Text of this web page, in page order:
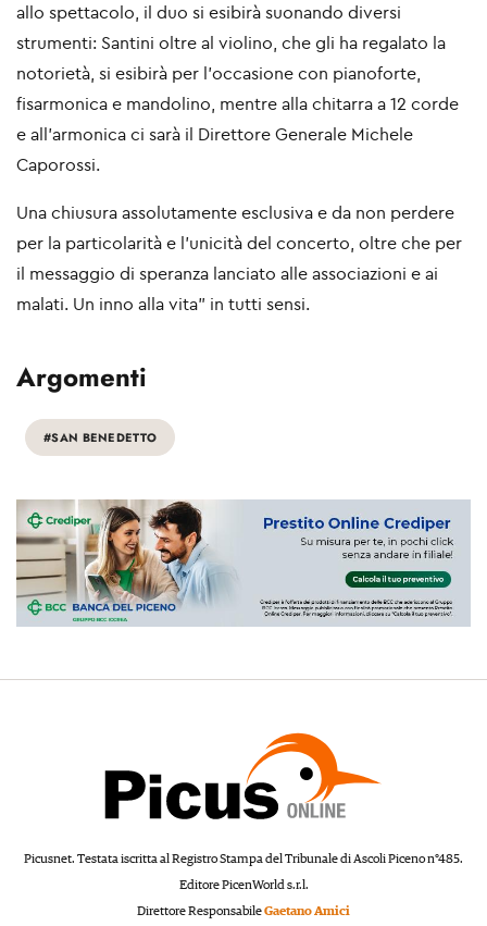
allo spettacolo, il duo si esibirà suonando diversi
strumenti: Santini oltre al violino, che gli ha regalato la
notorietà, si esibirà per l’occasione con pianoforte,
fisarmonica e mandolino, mentre alla chitarra a 12 corde
e all’armonica ci sarà il Direttore Generale Michele
Caporossi.
Una chiusura assolutamente esclusiva e da non perdere
per la particolarità e l’unicità del concerto, oltre che per
il messaggio di speranza lanciato alle associazioni e ai
malati. Un inno alla vita” in tutti sensi.
Argomenti
#SAN BENEDETTO
Picusnet. Testata iscritta al Registro Stampa del Tribunale di Ascoli Piceno n°485.
Editore PicenWorld s.r.l.
Direttore ResponsabileGaetano Amici